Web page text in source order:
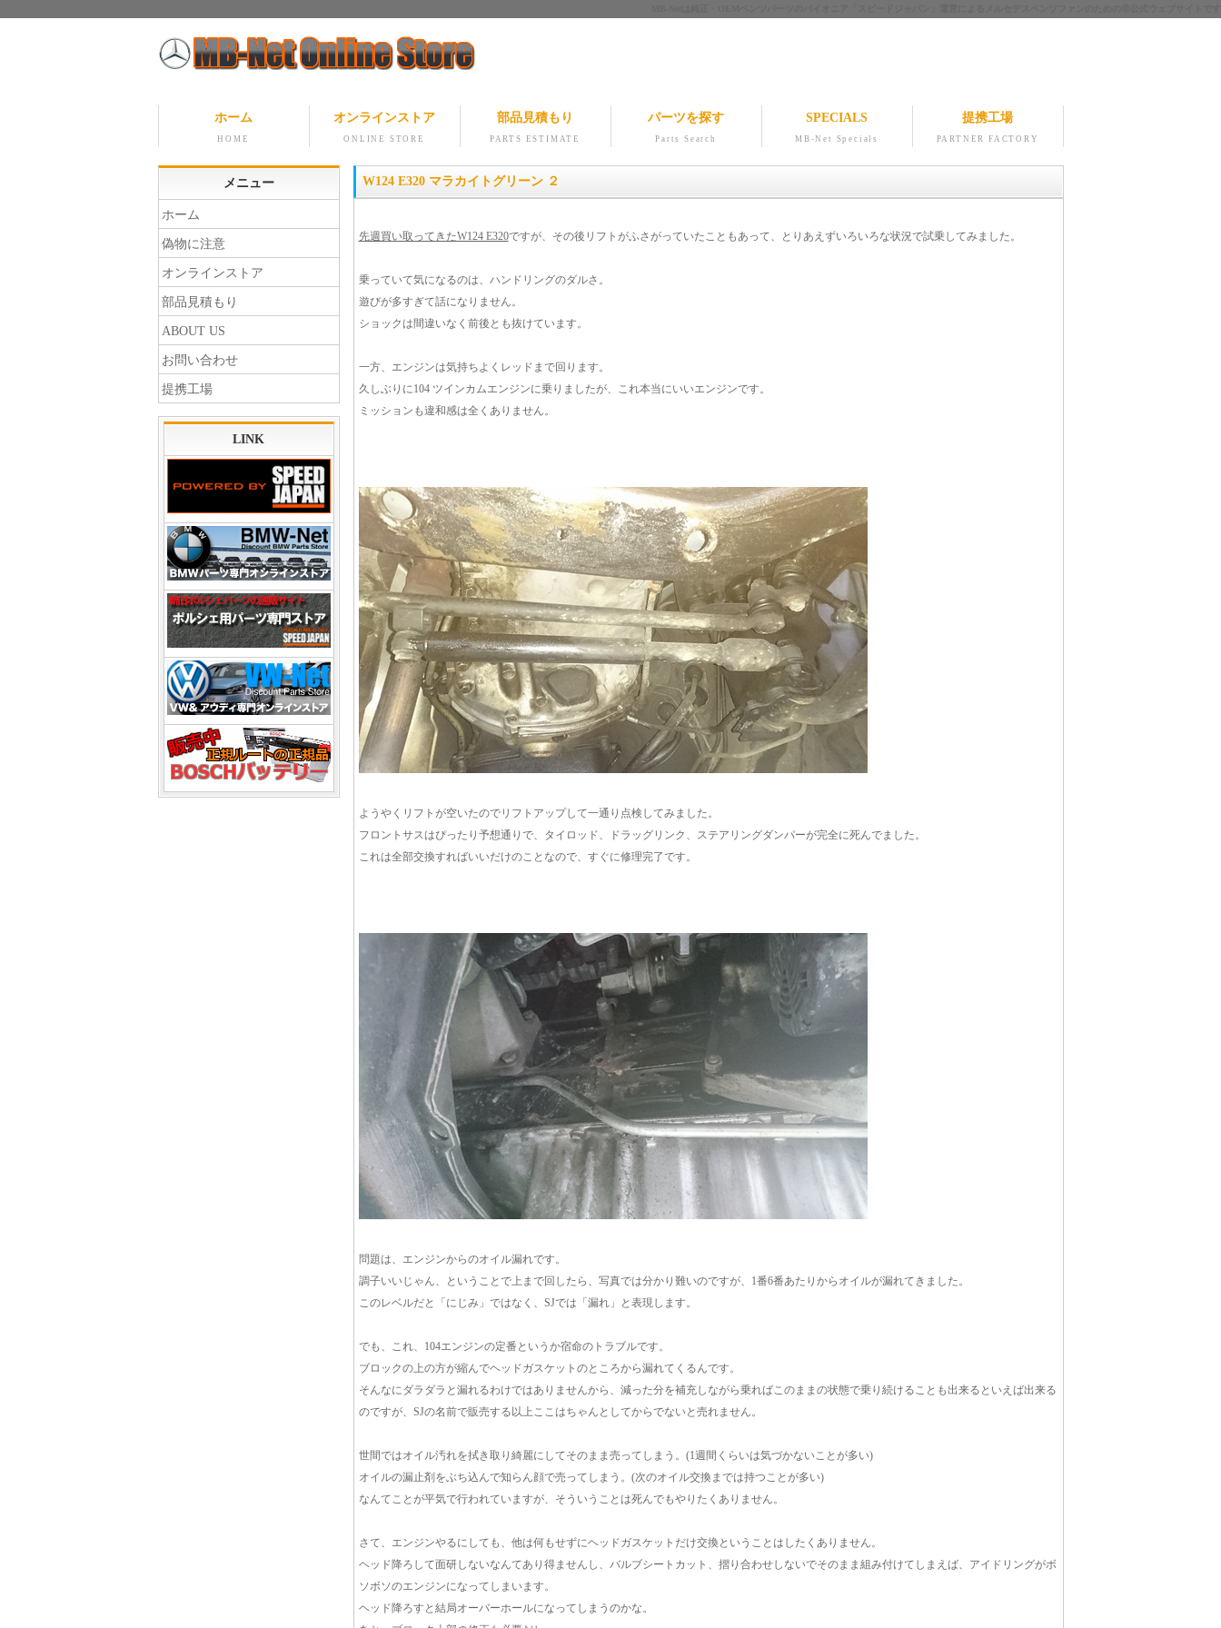
ホーム
HOME
オンラインストア
ONLINE STORE
部品見積もり
PARTS ESTIMATE
パーツを探す
Parts Search
SPECIALS
MB-Net Specials
提携工場
PARTNER FACTORY
W124 E320 マラカイトグリーン ２
先週買い取ってきたW124 E320ですが、その後リフトがふさがっていたこともあって、とりあえずいろいろな状況で試乗してみました。
乗っていて気になるのは、ハンドリングのダルさ。
遊びが多すぎて話になりません。
ショックは間違いなく前後とも抜けています。
一方、エンジンは気持ちよくレッドまで回ります。
久しぶりに104 ツインカムエンジンに乗りましたが、これ本当にいいエンジンです。
ミッションも違和感は全くありません。
ようやくリフトが空いたのでリフトアップして一通り点検してみました。
フロントサスはぴったり予想通りで、タイロッド、ドラッグリンク、ステアリングダンパーが完全に死んでました。
これは全部交換すればいいだけのことなので、すぐに修理完了です。
問題は、エンジンからのオイル漏れです。
調子いいじゃん、ということで上まで回したら、写真では分かり難いのですが、1番6番あたりからオイルが漏れてきました。
このレベルだと「にじみ」ではなく、SJでは「漏れ」と表現します。
でも、これ、104エンジンの定番というか宿命のトラブルです。
ブロックの上の方が縮んでヘッドガスケットのところから漏れてくるんです。
そんなにダラダラと漏れるわけではありませんから、減った分を補充しながら乗ればこのままの状態で乗り続けることも出来るといえば出来る
のですが、SJの名前で販売する以上ここはちゃんとしてからでないと売れません。
世間ではオイル汚れを拭き取り綺麗にしてそのまま売ってしまう。(1週間くらいは気づかないことが多い)
オイルの漏止剤をぶち込んで知らん顔で売ってしまう。(次のオイル交換までは持つことが多い)
なんてことが平気で行われていますが、そういうことは死んでもやりたくありません。
さて、エンジンやるにしても、他は何もせずにヘッドガスケットだけ交換ということはしたくありません。
ヘッド降ろして面研しないなんてあり得ませんし、バルブシートカット、摺り合わせしないでそのまま組み付けてしまえば、アイドリングがボ
ソボソのエンジンになってしまいます。
ヘッド降ろすと結局オーバーホールになってしまうのかな。
メニュー
ホーム
偽物に注意
オンラインストア
部品見積もり
ABOUT US
お問い合わせ
提携工場
LINK